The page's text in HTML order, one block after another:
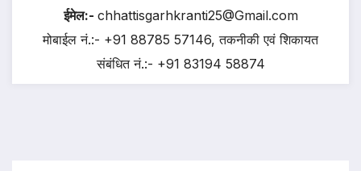
ईमेल:- chhattisgarhkranti25@Gmail.com
मोबाईल नं.:- +91 88785 57146, तकनीकी एवं शिकायत
संबंधित नं.:- +91 83194 58874